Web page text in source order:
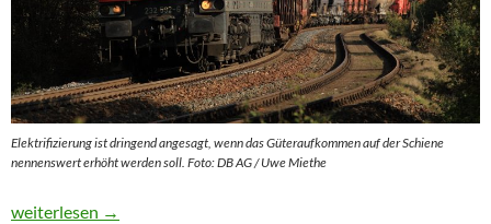
Elektrifizierung ist dringend angesagt, wenn das Güteraufkommen auf der Schiene
nennenswert erhöht werden soll. Foto: DB AG / Uwe Miethe
Güterverkehr auf der Schiene kann verdoppelt werden
weiterlesen →